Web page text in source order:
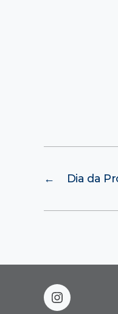
← Dia da
instagram